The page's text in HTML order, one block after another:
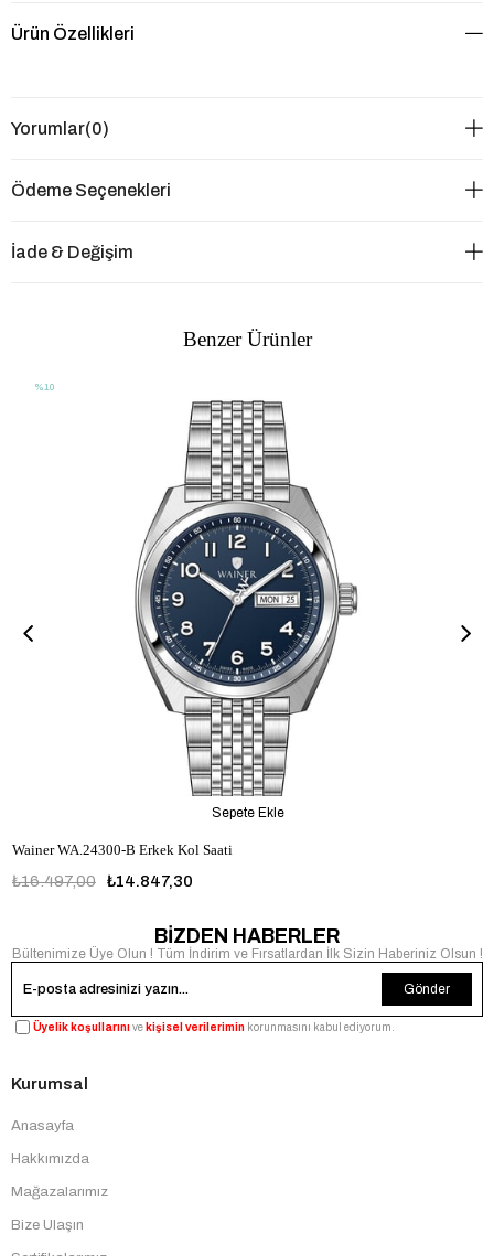
Ürün Özellikleri
Yorumlar(0)
Ödeme Seçenekleri
İade & Değişim
Benzer Ürünler
Wainer WA.24300-B Erkek Kol Saati
₺14.847,30
₺16.497,00
Sepete Ekle
%10
BİZDEN HABERLER
Bültenimize Üye Olun ! Tüm İndirim ve Fırsatlardan İlk Sizin Haberiniz Olsun !
Gönder
Üyelik koşullarınıve kişisel verilerimin korunmasını kabul ediyorum.
Kurumsal
Anasayfa
Hakkımızda
Mağazalarımız
Bize Ulaşın